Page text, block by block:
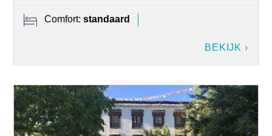
Comfort:standaard
BEKIJK ›